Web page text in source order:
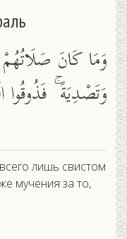
وَمَا كَانَ
وَتَصْدِيَةً
лишь свистом
мучения за то,